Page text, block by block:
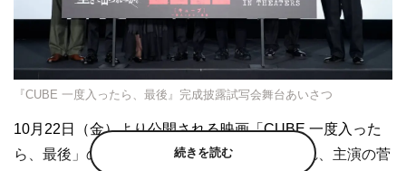
『CUBE 一度入ったら、最後』完成披露試写会舞台あいさつ
10月22日（金）より公開される映画「CUBE 一度入った
ら、最後」の完成披露試写会舞台挨拶が行われ、主演の菅
続きを読む